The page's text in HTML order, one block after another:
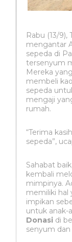
Rabu (13/
mengantar
sepeda di
tersenyum
Mereka
membeli
sepeda
mengaji
rumah.
“Terima
sepeda”,
Sahabat
kembali
mimpinya.
memiliki hal
impikan
untuk anak-
Donasi di
senyum dan